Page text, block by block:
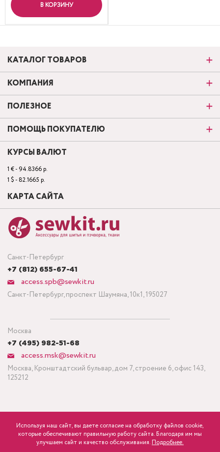
1 200 р. розница Минимальный заказ ткани от 3 метров
В КОРЗИНУ
Санкт-Петербург
+7 (812) 655-67-41
access.spb@sewkit.ru
Санкт-Петербург, проспект Шаумяна, 10к1, 195027
Москва
+7 (495) 982-51-68
access.msk@sewkit.ru
Москва, Кронштадтский бульвар, дом 7, строение 6, офис 143,
125212
КАТАЛОГ ТОВАРОВ
КОМПАНИЯ
ПОЛЕЗНОЕ
ПОМОЩЬ ПОКУПАТЕЛЮ
КУРСЫ ВАЛЮТ
1 € - 94.8366 р.
1 $ - 82.1665 р.
КАРТА САЙТА
ПОДПИСАТЬСЯ НА НОВОСТИ
Используя наш сайт, вы даете согласие на обработку файлов cookie,
которые обеспечивают правильную работу сайта. Благодаря им мы
улучшаем сайт и качество обслуживания. Подробнее.